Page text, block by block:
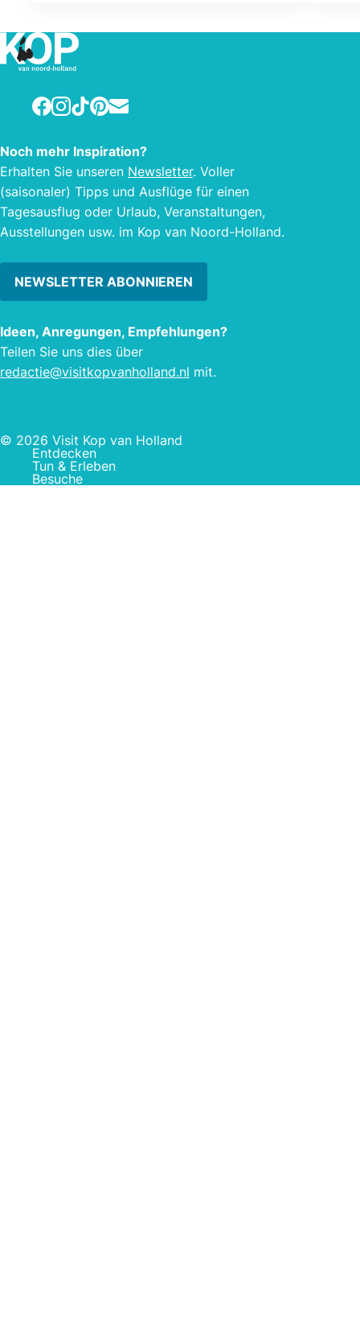
Doppelzimmer und 3 Einzelzimmer mit
Gemeinschaftsnutzung von Duschen
und Toiletten. Auf dem Flur befindet
genutzt werden kann. Im
Fernseher. Auf den Zimmern wird nicht
geraucht. In der ersten Etage gibt es
einen großen Kühlschrank. Die Preise
verstehen sich exklusive Frühstück.
Hunde
Facebook
Instagram
TikTokPinterest
E-mail
Noch mehr Inspiration?
Erhalten Sie unseren Newsletter. Voller
(saisonaler) Tipps und Ausflüge für einen
Tagesausflug oder Urlaub, Veranstaltungen,
Ausstellungen usw. im Kop van Noord-Holland.
NEWSLETTER ABONNIEREN
Ideen, Anregungen, Empfehlungen?
Teilen Sie uns dies über
redactie@visitkopvanholland.nl mit.
© 2026 Visit Kop van Holland
Entdecken
Tun & Erleben
Besuche